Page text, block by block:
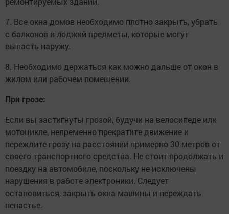
7. Все окна домов необходимо плотно закрыть, убрать
с балконов и лоджий предметы, которые могут
выпасть наружу.
8. Необходимо держаться как можно дальше от окон в
жилом или рабочем помещении.
При грозе:
Если вы застигнуты грозой, будучи на велосипеде или
мотоцикле, непременно прекратите движение и
переждите грозу на расстоянии примерно 30 метров от
своего транспортного средства. Не стоит продолжать и
поездку на автомобиле, поскольку не исключены
нарушения в работе электроники. Следует
остановиться, закрыть окна машины и переждать
ненастье.